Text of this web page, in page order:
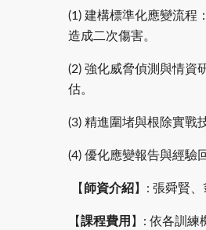
(1) 建構標準化應變流程
造成二次傷害。
(2) 強化威脅偵測與情資
估。
(3) 精進圍堵與根除實戰
(4) 優化應變報告與經驗
【 師資介紹】: 張舜賢
【課程費用 】: 依各訓練